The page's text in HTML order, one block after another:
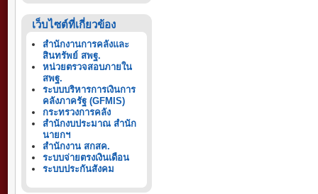
เว็บไซต์ที่เกี่ยวข้อง
สำนักงานการคลังและ
สินทรัพย์ สพฐ.
หน่วยตรวจสอบภายใน
สพฐ.
ระบบบริหารการเงินการ
คลังภาครัฐ (GFMIS)
กระทรวงการคลัง
สำนักงบประมาณ สำนัก
นายกฯ
สำนักงาน สกสค.
ระบบจ่ายตรงเงินเดือน
ระบบประกันสังคม